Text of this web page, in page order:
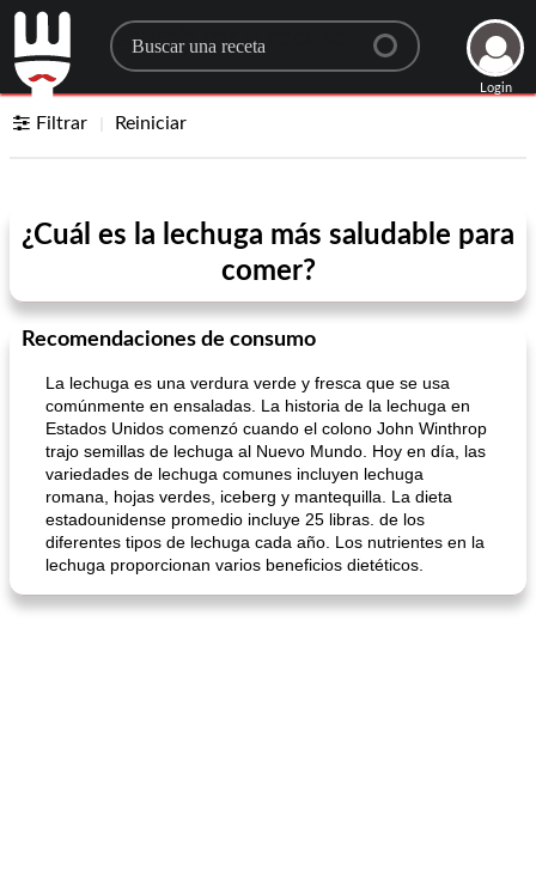
Search for a recipe
Login
Filtrar Reiniciar
¿Cuál es la lechuga más saludable para
comer?
Recomendaciones de consumo
La lechuga es una verdura verde y fresca que se usa
comúnmente en ensaladas. La historia de la lechuga en
Estados Unidos comenzó cuando el colono John Winthrop
trajo semillas de lechuga al Nuevo Mundo. Hoy en día, las
variedades de lechuga comunes incluyen lechuga
romana, hojas verdes, iceberg y mantequilla. La dieta
estadounidense promedio incluye 25 libras. de los
diferentes tipos de lechuga cada año. Los nutrientes en la
lechuga proporcionan varios beneficios dietéticos.